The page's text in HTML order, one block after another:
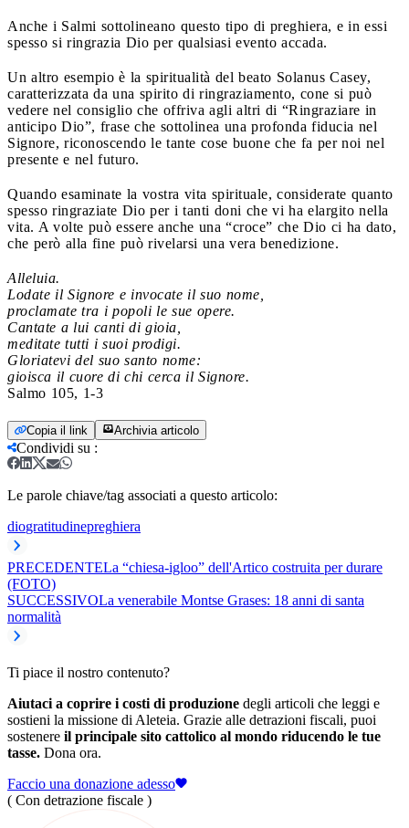
Anche i Salmi sottolineano questo tipo di preghiera, e in essi
spesso si ringrazia Dio per qualsiasi evento accada.
Un altro esempio è la spiritualità del beato Solanus Casey,
caratterizzata da una spirito di ringraziamento, cone si può
vedere nel consiglio che offriva agli altri di “Ringraziare in
anticipo Dio”, frase che sottolinea una profonda fiducia nel
Signore, riconoscendo le tante cose buone che fa per noi nel
presente e nel futuro.
Quando esaminate la vostra vita spirituale, considerate quanto
spesso ringraziate Dio per i tanti doni che vi ha elargito nella
vita. A volte può essere anche una “croce” che Dio ci ha dato,
che però alla fine può rivelarsi una vera benedizione.
Alleluia.
Lodate il Signore e invocate il suo nome,
proclamate tra i popoli le sue opere.
Cantate a lui canti di gioia,
meditate tutti i suoi prodigi.
Gloriatevi del suo santo nome:
gioisca il cuore di chi cerca il Signore.
Salmo 105, 1-3
Copia il link Archivia articolo
Condividi su :
Le parole chiave/tag associati a questo articolo:
diogratitudinepreghiera
PRECEDENTELa “chiesa-igloo” dell'Artico costruita per durare
(FOTO)
SUCCESSIVOLa venerabile Montse Grases: 18 anni di santa
normalità
Ti piace il nostro contenuto?
Aiutaci a coprire i costi di produzione degli articoli che leggi e
sostieni la missione di Aleteia. Grazie alle detrazioni fiscali, puoi
sostenere il principale sito cattolico al mondo riducendo le tue
tasse. Dona ora.
Faccio una donazione adesso
( Con detrazione fiscale )